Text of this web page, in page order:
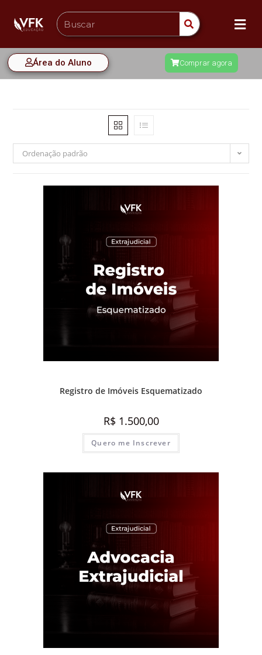
Área do Aluno Comprar agora
Ordenação padrão
Registro de Imóveis Esquematizado
R$ 1.500,00
Quero me Inscrever